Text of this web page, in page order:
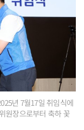
년 7월17일 취임식에
원장으로부터 축하 꽃